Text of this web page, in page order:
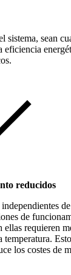
sean
eficiencia
reducidos
de
ellas requieren
temperatura.
los costes de